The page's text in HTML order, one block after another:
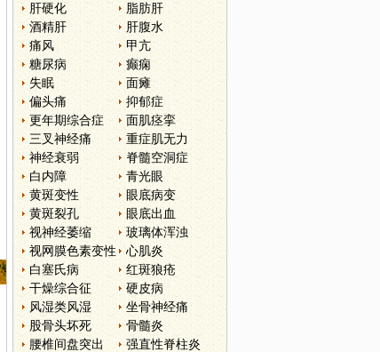
肝硬化
脂肪肝
酒精肝
肝腹水
痛风
甲亢
糖尿病
癫痫
失眠
面瘫
偏头痛
抑郁症
更年期综合症
面肌痉挛
三叉神经痛
重症肌无力
神经衰弱
脊髓空洞症
白内障
青光眼
黄斑变性
眼底病变
黄斑裂孔
眼底出血
视神经萎缩
玻璃体浑浊
视网膜色素变性
心肌炎
白塞氏病
红斑狼疮
干燥综合征
硬皮病
风湿类风湿
坐骨神经痛
股骨头坏死
骨髓炎
腰椎间盘突出
强直性脊柱炎